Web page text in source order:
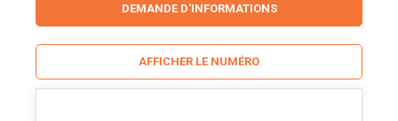
DEMANDE D'INFORMATIONS
AFFICHER LE NUMÉRO